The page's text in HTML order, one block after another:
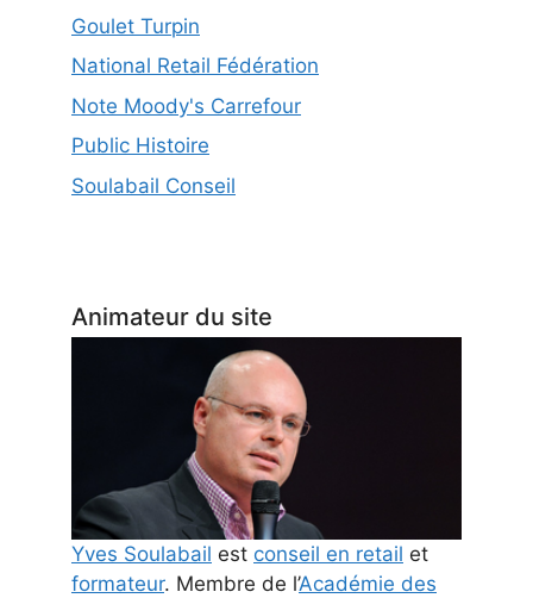
Goulet Turpin
National Retail Fédération
Note Moody's Carrefour
Public Histoire
Soulabail Conseil
Animateur du site
Yves Soulabail est conseil en retail et
formateur. Membre de l’Académie des